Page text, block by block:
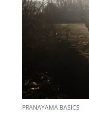
PRANAYAMA BASICS